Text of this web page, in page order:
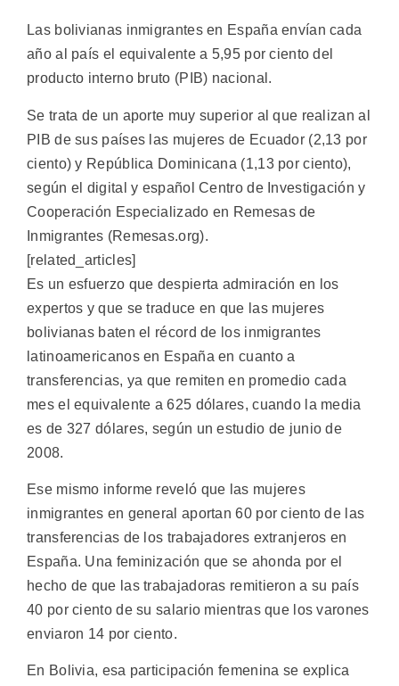
Las bolivianas inmigrantes en España envían cada
año al país el equivalente a 5,95 por ciento del
producto interno bruto (PIB) nacional.
Se trata de un aporte muy superior al que realizan al
PIB de sus países las mujeres de Ecuador (2,13 por
ciento) y República Dominicana (1,13 por ciento),
según el digital y español Centro de Investigación y
Cooperación Especializado en Remesas de
Inmigrantes (Remesas.org).
[related_articles]
Es un esfuerzo que despierta admiración en los
expertos y que se traduce en que las mujeres
bolivianas baten el récord de los inmigrantes
latinoamericanos en España en cuanto a
transferencias, ya que remiten en promedio cada
mes el equivalente a 625 dólares, cuando la media
es de 327 dólares, según un estudio de junio de
2008.
Ese mismo informe reveló que las mujeres
inmigrantes en general aportan 60 por ciento de las
transferencias de los trabajadores extranjeros en
España. Una feminización que se ahonda por el
hecho de que las trabajadoras remitieron a su país
40 por ciento de su salario mientras que los varones
enviaron 14 por ciento.
En Bolivia, esa participación femenina se explica